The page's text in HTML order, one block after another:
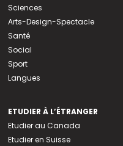
Sciences
Arts-Design-Spectacle
Santé
Social
Sport
Langues
ETUDIER À L’ÉTRANGER
Etudier au Canada
Etudier en Suisse